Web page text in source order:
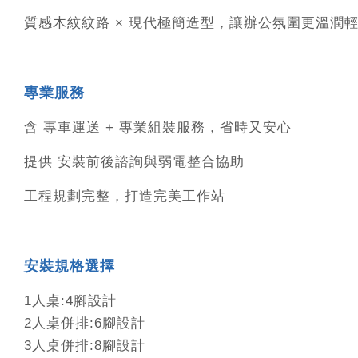
質感木紋紋路 × 現代極簡造型，讓辦公氛圍更溫潤
專業服務
含 專車運送 + 專業組裝服務，省時又安心
提供 安裝前後諮詢與弱電整合協助
工程規劃完整，打造完美工作站
安裝規格選擇
1人桌:4腳設計
2人桌併排:6腳設計
3人桌併排:8腳設計